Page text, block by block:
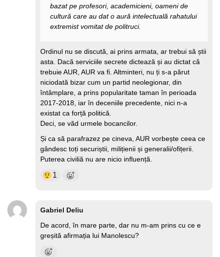
bazat pe profesori, academicieni, oameni de
cultură care au dat o aură intelectuală rahatului
extremist vomitat de politruci.
Ordinul nu se discută, ai prins armata, ar trebui să știi
asta. Dacă serviciile secrete dictează și au dictat că
trebuie AUR, AUR va fi. Altminteri, nu ți s-a părut
niciodată bizar cum un partid neolegionar, din
întâmplare, a prins popularitate taman în perioada
2017-2018, iar în deceniile precedente, nici n-a
existat ca forță politică.
Deci, se văd urmele bocancilor.
Și ca să parafrazez pe cineva, AUR vorbește ceea ce
gândesc toți securiștii, milițienii și generalii/ofițerii.
Puterea civiliă nu are nicio influență.
1
Gabriel Deliu
De acord, în mare parte, dar nu m-am prins cu ce e
greșită afirmația lui Manolescu?